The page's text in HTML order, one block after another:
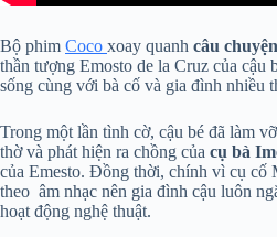
Bộ phim Coco xoay quanh câu
thần tượng Emosto de la Cruz của cậu
sống cùng với bà cố và gia đình nhiều
Trong một lần tình cờ, cậu bé đã làm
thờ và phát hiện ra chồng của cụ bà
của Emesto. Đồng thời, chính vì cụ cố
theo âm nhạc nên gia đình cậu luôn
hoạt động nghệ thuật.